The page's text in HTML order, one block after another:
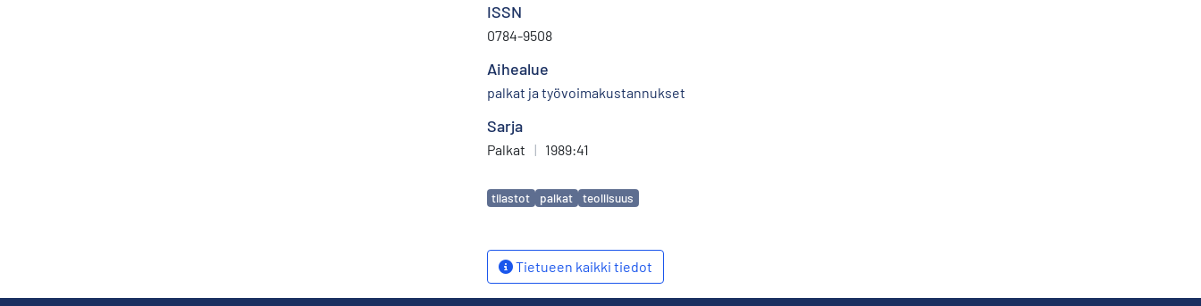
ISSN
0784-9508
Aihealue
palkat ja työvoimakustannukset
Sarja
Palkat | 1989:41
Avainsanat
tilastot palkat teollisuus
Tietueen kaikki tiedot